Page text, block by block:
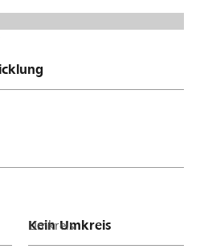
Umkreis